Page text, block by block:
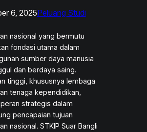
6, 2025Peluang Studi
nasional yang bermutu
fondasi utama dalam
sumber daya manusia
dan berdaya saing.
tinggi, khususnya lembaga
tenaga kependidikan,
strategis dalam
pencapaian tujuan
nasional. STKIP Suar Bangli